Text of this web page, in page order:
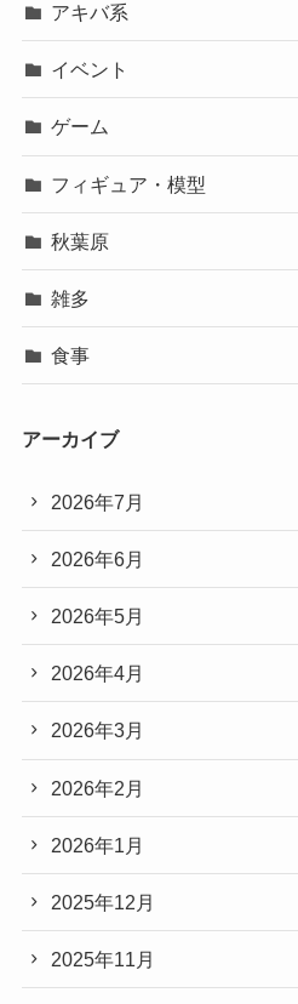
アキバ系
イベント
ゲーム
フィギュア・模型
秋葉原
雑多
食事
アーカイブ
2026年7月
2026年6月
2026年5月
2026年4月
2026年3月
2026年2月
2026年1月
2025年12月
2025年11月